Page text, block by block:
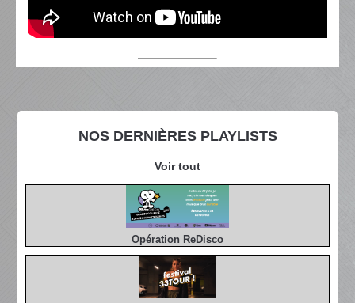
NOS DERNIÈRES PLAYLISTS
Voir tout
Opération ReDisco